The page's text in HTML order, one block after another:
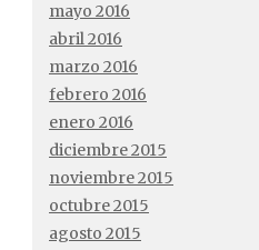
mayo 2016
abril 2016
marzo 2016
febrero 2016
enero 2016
diciembre 2015
noviembre 2015
octubre 2015
agosto 2015